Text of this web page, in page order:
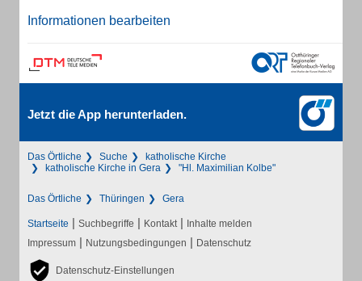
Informationen bearbeiten
Jetzt die App herunterladen.
Das Örtliche Suche
katholische Kirche
katholische Kirche in Gera
"Hl. Maximilian Kolbe"
Das Örtliche Thüringen Gera
Startseite | Suchbegriffe | Kontakt | Inhalte melden
Impressum | Nutzungsbedingungen | Datenschutz
Datenschutz-Einstellungen